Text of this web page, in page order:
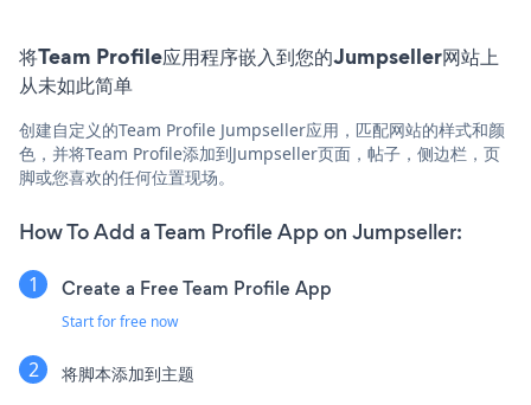
将Team Profile应用程序嵌入到您的Jumpseller网站上
从未如此简单
创建自定义的Team Profile Jumpseller应用，匹配网站的样式和颜
色，并将Team Profile添加到Jumpseller页面，帖子，侧边栏，页
脚或您喜欢的任何位置现场。
How To Add a Team Profile App on Jumpseller:
Create a Free Team Profile App
Start for free now
将脚本添加到主题